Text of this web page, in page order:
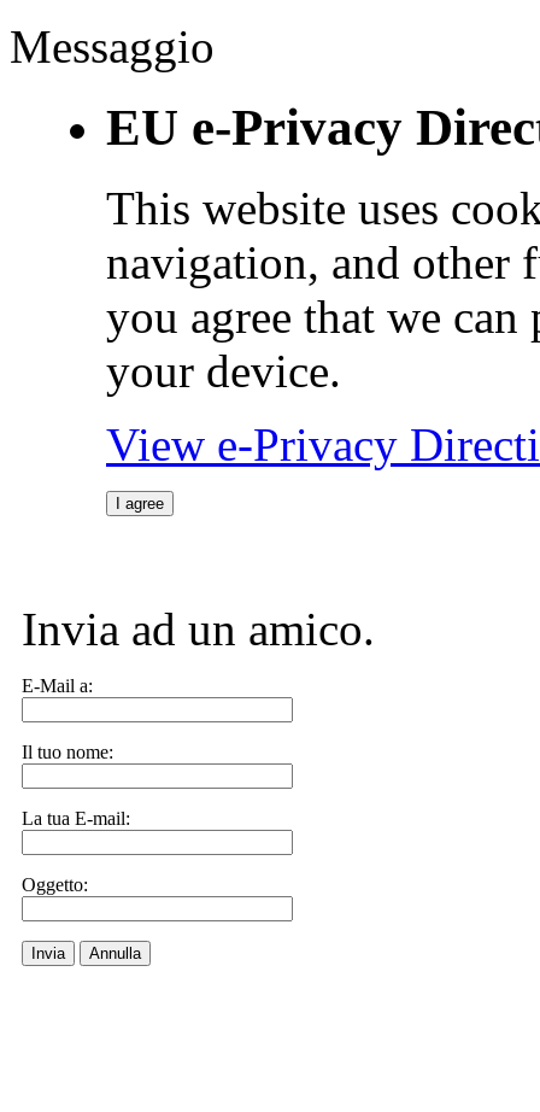
Messaggio
EU e-Privacy
This website uses
navigation, and other
you agree that we can
your device.
View e-Privacy
I agree
Invia ad un amico.
E-Mail a:
Il tuo nome:
La tua E-mail:
Oggetto:
Invia Annulla